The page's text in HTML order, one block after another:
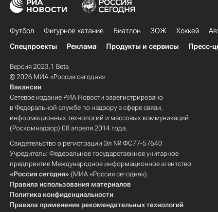
Футбол Фигурное катание Биатлон ЗОЖ Хоккей
Спецпроекты
Реклама Продукты и сервисы Пресс-
Версия 2023.1 Beta
© 2026 МИА «Россия сегодня»
Вакансии
Сетевое издание РИА Новости зарегистрировано
в Федеральной службе по надзору в сфере связи,
информационных технологий и массовых коммуникаций
(Роскомнадзор) 08 апреля 2014 года.
Свидетельство о регистрации Эл № ФС77-57640
Учредитель: Федеральное государственное унитарное
предприятие Международное информационное агентство
«Россия сегодня» (МИА «Россия сегодня»).
Правила использования материалов
Политика конфиденциальности
Правила применения рекомендательных технологий